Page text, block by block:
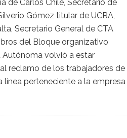
de Carlos Chile, Secretario de
Gómez titular de UCRA,
Secretario General de CTA
del Bloque organizativo
Autónoma volvió a estar
reclamo de los trabajadores de
línea perteneciente a la empresa